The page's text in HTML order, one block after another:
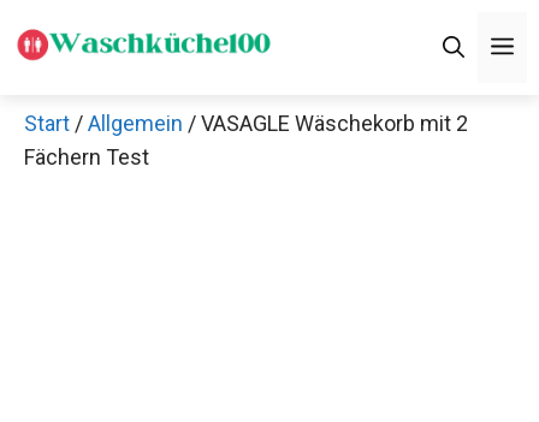
Inhalt
Start /Allgemein / VASAGLE Wäschekorb mit 2
Fächern Test